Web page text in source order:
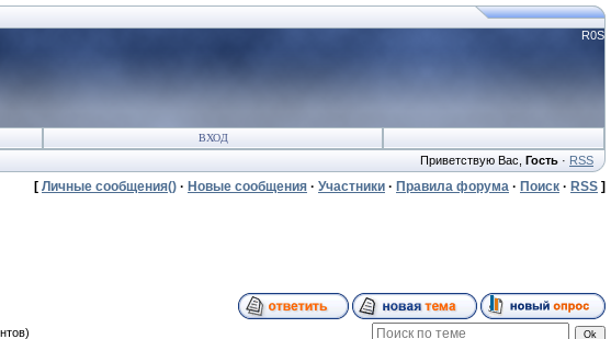
R0S
ВХОД
Приветствую Вас Гость · RSS
[ Личные сообщения() · Новые сообщения · Участники · Правила форума · Поиск · RSS ]